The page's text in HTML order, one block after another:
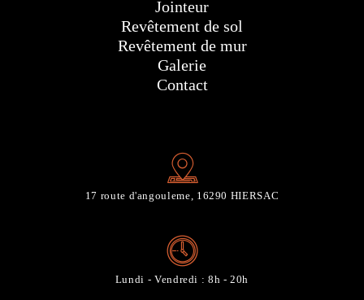
Jointeur
Revêtement de sol
Revêtement de mur
Galerie
Contact
17 route d'angouleme, 16290 HIERSAC
Lundi - Vendredi : 8h - 20h